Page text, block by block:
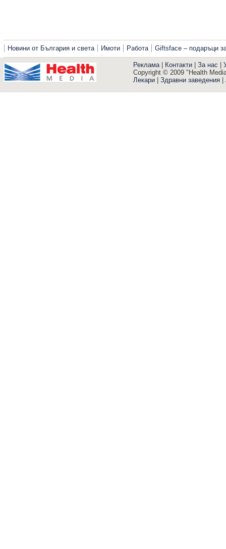
Новини от България и света Имоти Работа Giftsface – подаръци
Реклама| Контакти За нас
Copyright © 2009 "Health
Лекари
Здравни заведения